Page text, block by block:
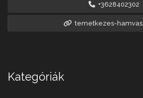
+3628402302
temetkezes-
Kategóriák